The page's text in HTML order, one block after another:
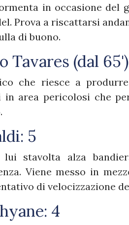
in occasione del
Prova a riscattarsi
di buono.
Tavares (dal
che riesce a
in area pericolosi che
5
lui stavolta alza
Viene messo in
di velocizzazione
4